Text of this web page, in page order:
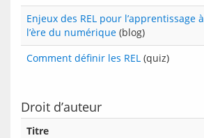
Enjeux des REL pour l’apprentissage à
l’ère du numérique (blog)
Comment définir les REL (quiz)
Droit d’auteur
Titre